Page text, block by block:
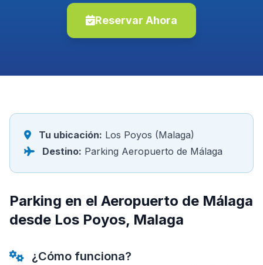
Reservar Ahora
Tu ubicación: Los Poyos (Malaga)
Destino: Parking Aeropuerto de Málaga
Parking en el Aeropuerto de Málaga
desde Los Poyos, Malaga
¿Cómo funciona?